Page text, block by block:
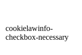
cookielawinfo-
checkbox-necessary